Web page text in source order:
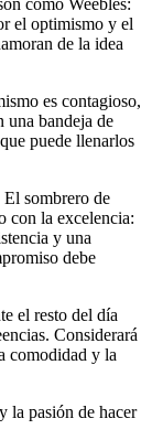
el optimismo y el
de la idea
es contagioso,
una bandeja de
puede llenarlos
El sombrero de
con la excelencia:
y una
debe
el resto del día
Considerará
comodidad y la
la pasión de hacer